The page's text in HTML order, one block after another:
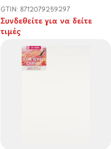
GTIN: 8712079259297
Συνδεθείτε για να δείτε
τιμές